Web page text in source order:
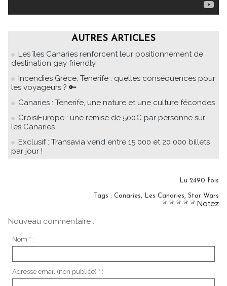
AUTRES ARTICLES
Les îles Canaries renforcent leur positionnement de
destination gay friendly
Incendies Grèce, Tenerife : quelles conséquences pour
les voyageurs ? 🔑
Canaries : Tenerife, une nature et une culture fécondes
CroisiEurope : une remise de 500€ par personne sur
les Canaries
Exclusif : Transavia vend entre 15 000 et 20 000 billets
par jour !
Lu 2490 fois
Tags : Canaries, Les Canaries, Star Wars
Notez
Nouveau commentaire :
Nom * :
Adresse email (non publiée) * :